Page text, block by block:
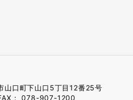
山口町下山口5丁目12番25号
： 078-907-1200